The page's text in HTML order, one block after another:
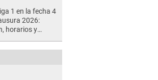
1 en la fecha 4
2026:
horarios y